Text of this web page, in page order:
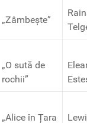
„Zâmbește”
„O sută de
rochii”
„Alice în Țara